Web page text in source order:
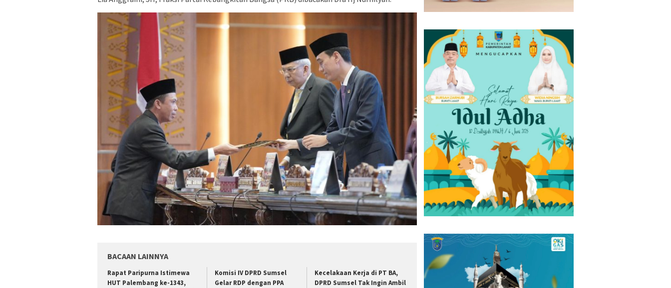
BACAAN LAINNYA
Rapat Paripurna Istimewa
HUT Palembang ke-1343,
Komisi IV DPRD Sumsel
Gelar RDP dengan PPA
Kecelakaan Kerja di PT BA,
DPRD Sumsel Tak Ingin Ambil